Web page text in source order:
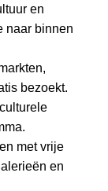
en
naar binnen
bezoekt.
met vrije
en